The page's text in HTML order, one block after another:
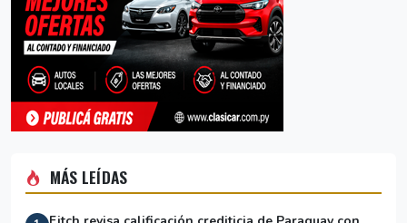
MÁS LEÍDAS